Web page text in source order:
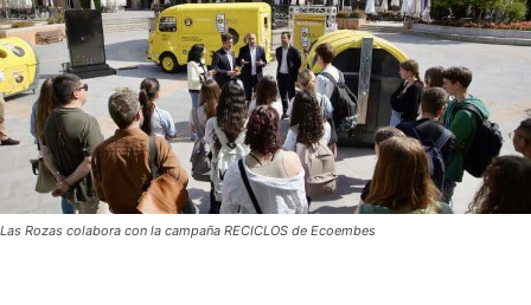
Las Rozas colabora con la campaña RECICLOS de Ecoembes